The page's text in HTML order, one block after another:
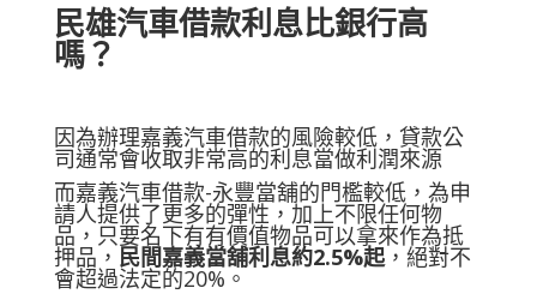
民雄汽車借款利息比銀行高
嗎？
因為辦理嘉義汽車借款的風險較低，貸款公
司通常會收取非常高的利息當做利潤來源
而嘉義汽車借款-永豐當舖的門檻較低，為申
請人提供了更多的彈性，加上不限任何物
品，只要名下有有價值物品可以拿來作為抵
押品， 民間嘉義當舖利息約2.5%起，絕對不
會超過法定的20%。